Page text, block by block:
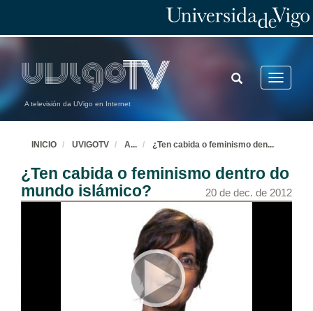
A televisión da UVigo en Internet
Toggle
TOGGLE
SEARCH
INICIO UVIGOTV A... ¿Ten cabida o feminismo den...
¿Ten cabida o feminismo dentro do
mundo islámico?
20 de dec. de 2012